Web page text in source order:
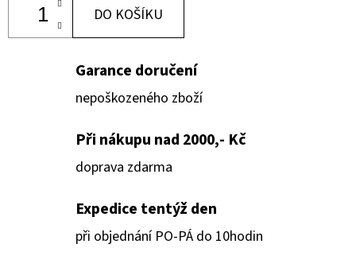
DO KOŠÍKU
Garance doručení
nepoškozeného zboží
Při nákupu nad 2000,- Kč
doprava zdarma
Expedice tentýž den
při objednání PO-PÁ do 10hodin